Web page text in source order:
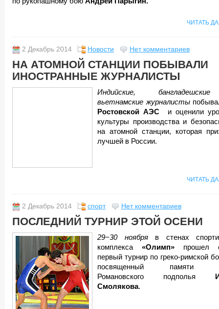
ЧИТАТЬ
2 Декабрь 2014 Новости Нет комментариев
НА АТОМНОЙ СТАНЦИИ ПОБЫВАЛИ
ИНОСТРАННЫЕ ЖУРНАЛИСТЫ
Индийские,
вьетнамские журналисты
Ростовской АЭС и оценили
культуры производства и
на атомной станции, которая
лучшей в России.
ЧИТАТЬ
2 Декабрь 2014 спорт Нет комментариев
ПОСЛЕДНИЙ ТУРНИР ЭТОЙ ОСЕНИ
29−30 ноябряв стенах
комплекса «Олимп» прошел
первый турнир по греко-римской
посвященный памяти
Романовского подполья
Смолякова.